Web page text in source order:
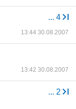
... 4
13:44 30.08.2007
13:42 30.08.2007
... 2